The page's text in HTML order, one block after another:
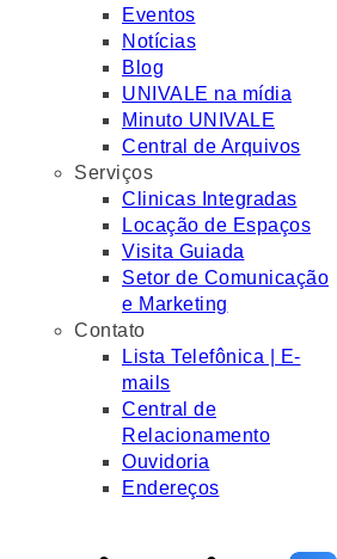
Eventos
Notícias
Blog
UNIVALE na mídia
Minuto UNIVALE
Central de Arquivos
Serviços
Clinicas Integradas
Locação de Espaços
Visita Guiada
Setor de Comunicação
e Marketing
Contato
Lista Telefônica | E-
mails
Central de
Relacionamento
Ouvidoria
Endereços